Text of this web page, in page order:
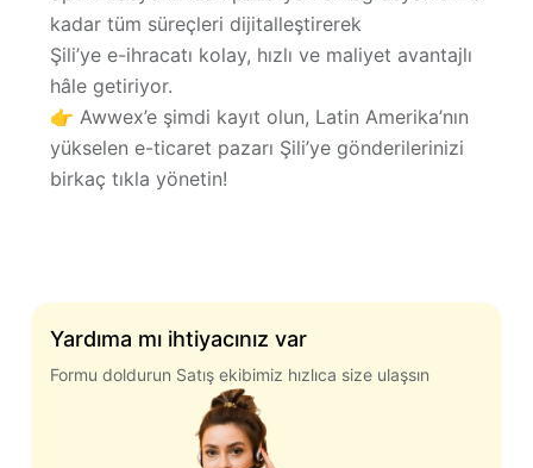
Yardıma mı ihtiyacınız var
Formu doldurun Satış ekibimiz hızlıca size ulaşsın
kadar tüm süreçleri dijitalleştirerek
Şili’ye e-ihracatı kolay, hızlı ve maliyet avantajlı
hâle getiriyor.
👉 Awwex’e şimdi kayıt olun, Latin Amerika’nın
yükselen e-ticaret pazarı Şili’ye gönderilerinizi
birkaç tıkla yönetin!